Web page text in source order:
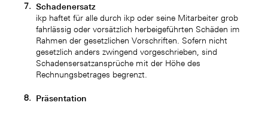
Schadenersatz
ikp haftet für alle durch ikp oder seine Mitarbeiter grob
fahrlässig oder vorsätzlich herbeigeführten Schäden im
Rahmen der gesetzlichen Vorschriften. Sofern nicht
gesetzlich anders zwingend vorgeschrieben, sind
Schadensersatzansprüche mit der Höhe des
Rechnungsbetrages begrenzt.
Präsentation